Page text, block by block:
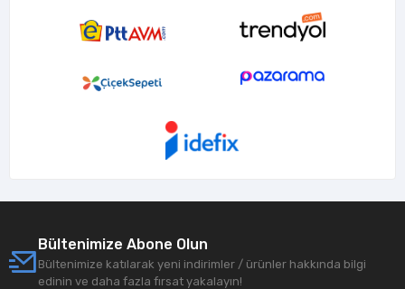
Bültenimize Abone Olun
Bültenimize katılarak yeni indirimler / ürünler hakkında bilgi
edinin ve daha fazla fırsat yakalayın!